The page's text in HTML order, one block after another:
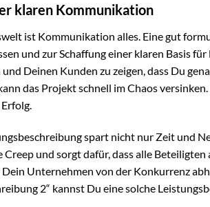
klaren Kommunikation
ist Kommunikation alles. Eine gut
und zur Schaffung einer klaren Basis
Deinen Kunden zu zeigen, dass Du
das Projekt schnell im Chaos
spart nicht nur Zeit und
Creep und sorgt dafür, dass alle
Dein Unternehmen von der Konkurrenz
2“ kannst Du eine solche